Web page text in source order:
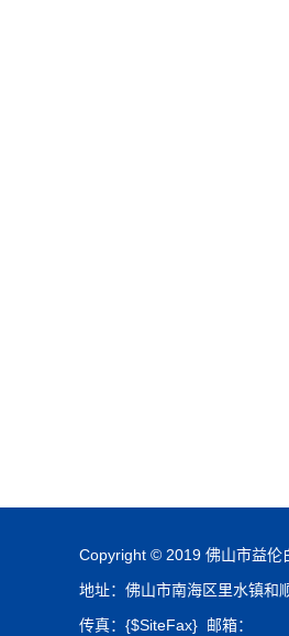
Copyright © 2019 佛山市益伦
地址：佛山市南海区里水镇和
传真：{$SiteFax} 邮箱：